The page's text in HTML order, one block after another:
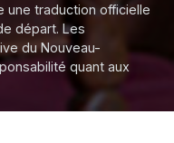
une traduction officielle
départ. Les
du Nouveau-
quant aux